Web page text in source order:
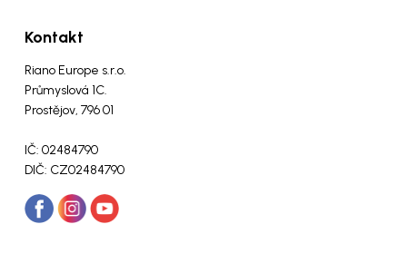
Kontakt
Riano Europe s.r.o.
Průmyslová 1C.
Prostějov, 796 01
IČ: 02484790
DIČ: CZ02484790